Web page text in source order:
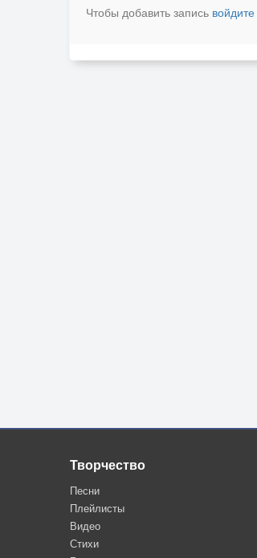
Чтобы добавить запись
Творчество
Песни
Плейлисты
Видео
Стихи